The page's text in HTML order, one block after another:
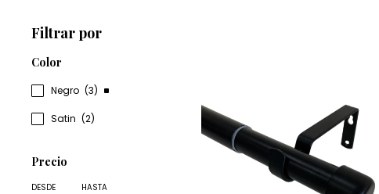
Filtrar por
Color
Negro (3)
Satin (2)
Precio
DESDE HASTA